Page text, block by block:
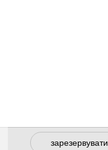
зарезервувати